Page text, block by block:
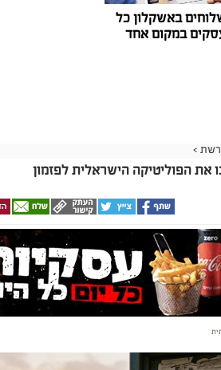
באשקלון כל
במקום אחד
>